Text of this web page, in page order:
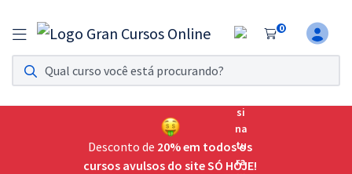
0
Assinatura Ilimitada 11
Acesso a todos os cursos. Teste grátis por 7 dias!
Assinatura OAB Até Passar
Acesso ilimitado a toda preparação para o Exame da
Desconto de 20% em todos os
cursos avulsos do site SÓ HOJE!